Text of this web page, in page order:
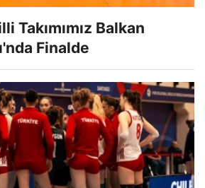
Takımımız Balkan
Finalde